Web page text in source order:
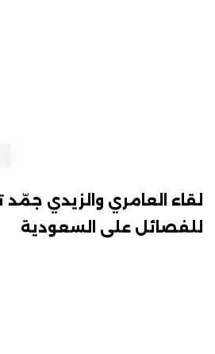
لقاء العامري والزيدي جمّد
للفصائل على السعودية